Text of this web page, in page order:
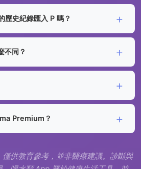
史紀錄匯入 P 嗎？
不同？
Premium？
供教育參考，並非醫療建議。診斷與